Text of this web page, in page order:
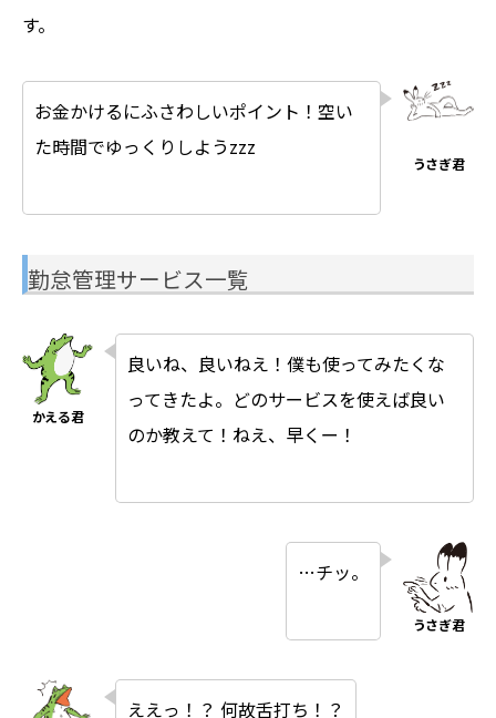
す。
お金かけるにふさわしいポイント！空い
た時間でゆっくりしようzzz
勤怠管理サービス一覧
良いね、良いねえ！僕も使ってみたくな
ってきたよ。どのサービスを使えば良い
のか教えて！ねえ、早くー！
…チッ。
ええっ！？ 何故舌打ち！？